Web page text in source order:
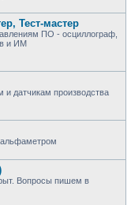
Тест-мастер
ПО - осциллограф,
и ИМ
датчикам производства
Вопросы пишем в